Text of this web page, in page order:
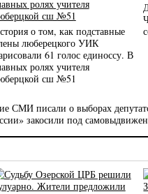
о том, как подставные
люберецкого УИК
61 голос единоссу. В
ролях учителя
сш №51
СМИ писали о выборах
закосили под